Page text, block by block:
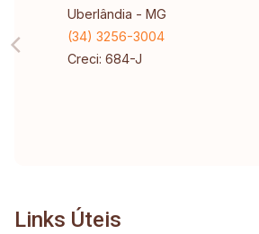
Uberlândia - MG
(34) 3256-3004
Creci: 684-J
Links Úteis